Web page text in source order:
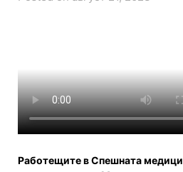
Работещите в Спешната